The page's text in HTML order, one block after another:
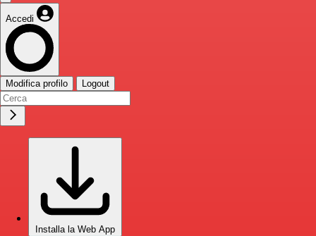
Accedi
Modifica profilo Logout
Installa la Web App